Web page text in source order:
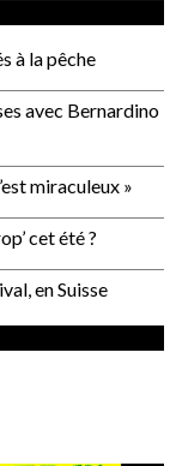
à la pêche
avec Bernardino
miraculeux »
cet été ?
en Suisse